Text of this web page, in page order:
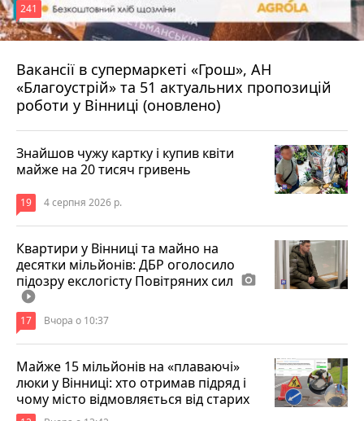
Вакансії в супермаркеті «Грош», АН
«Благоустрій» та 51 актуальних пропозицій
роботи у Вінниці (оновлено)
241
4 серпня 2026 р.
Знайшов чужу картку і купив квіти
майже на 20 тисяч гривень
19 4 серпня 2026 р.
Квартири у Вінниці та майно на
десятки мільйонів: ДБР оголосило
підозру екслогісту Повітряних сил photo_camera
play_circle_filled
17 Вчора о 10:37
Майже 15 мільйонів на «плаваючі»
люки у Вінниці: хто отримав підряд і
чому місто відмовляється від старих